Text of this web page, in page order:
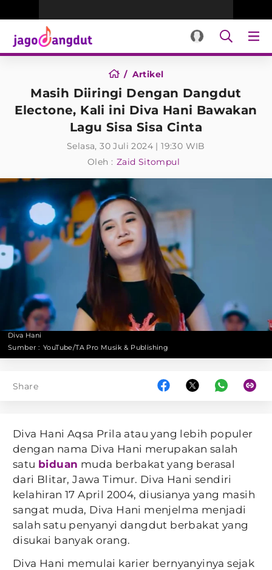
Artikel
Masih Diiringi Dengan Dangdut
Electone, Kali ini Diva Hani Bawakan
Lagu Sisa Sisa Cinta
Selasa, 30 Juli 2024 | 19:30 WIB
Oleh : Zaid Sitompul
Diva Hani
Sumber : YouTube/TA Pro Musik & Publishing
Share
Diva Hani Aqsa Prila atau yang lebih populer
dengan nama Diva Hani merupakan salah
satu biduan muda berbakat yang berasal
dari Blitar, Jawa Timur. Diva Hani sendiri
kelahiran 17 April 2004, diusianya yang masih
sangat muda, Diva Hani menjelma menjadi
salah satu penyanyi dangdut berbakat yang
disukai banyak orang.
Diva Hani memulai karier bernyanyinya sejak